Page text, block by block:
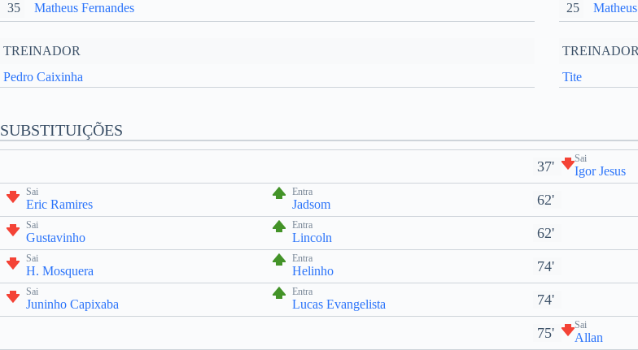
35
Matheus Fernandes
TREINADOR
Pedro Caixinha
25
TREINADOR
Tite
SUBSTITUIÇÕES
37' Sai
Igor Jesus
Sai
Eric Ramires
Entra
Jadsom 62'
Sai
Gustavinho
Entra
Lincoln 62'
Sai
H. Mosquera
Entra
Helinho 74'
Sai
Juninho Capixaba
Entra
Lucas Evangelista 74'
75' Sai
Allan